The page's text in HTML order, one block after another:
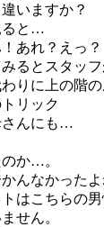
いますか？
ると…
あれ？えっ？
るとスタッ
りに上の階
リック
さんにも…
か…。
んなかったよ
はこちらの男
せん。